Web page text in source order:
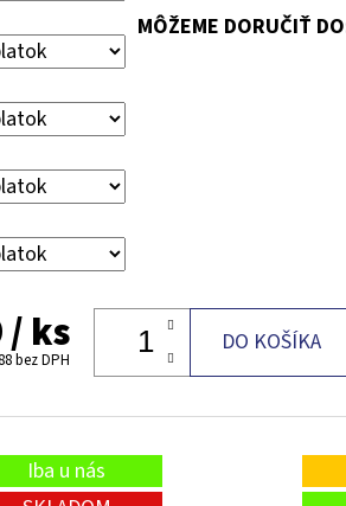
MÔŽEME DORUČIŤ
/ ks
bez DPH
DO KOŠÍKA
Iba u nás